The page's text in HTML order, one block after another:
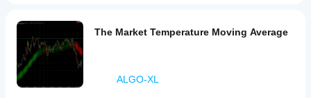
The Market Temperature Moving Average
ALGO-XL